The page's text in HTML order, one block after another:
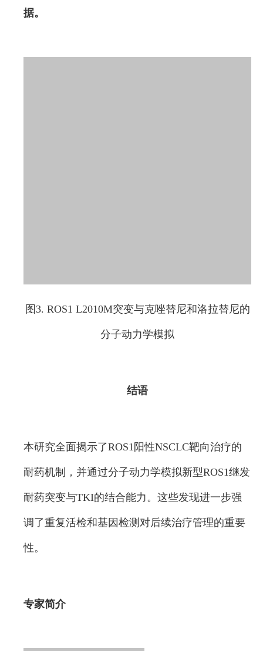
据。
图3. ROS1 L2010M突变与克唑替尼和洛拉替尼的
分子动力学模拟
结语
本研究全面揭示了ROS1阳性NSCLC靶向治疗的
耐药机制，并通过分子动力学模拟新型ROS1继发
耐药突变与TKI的结合能力。这些发现进一步强
调了重复活检和基因检测对后续治疗管理的重要
性。
专家简介